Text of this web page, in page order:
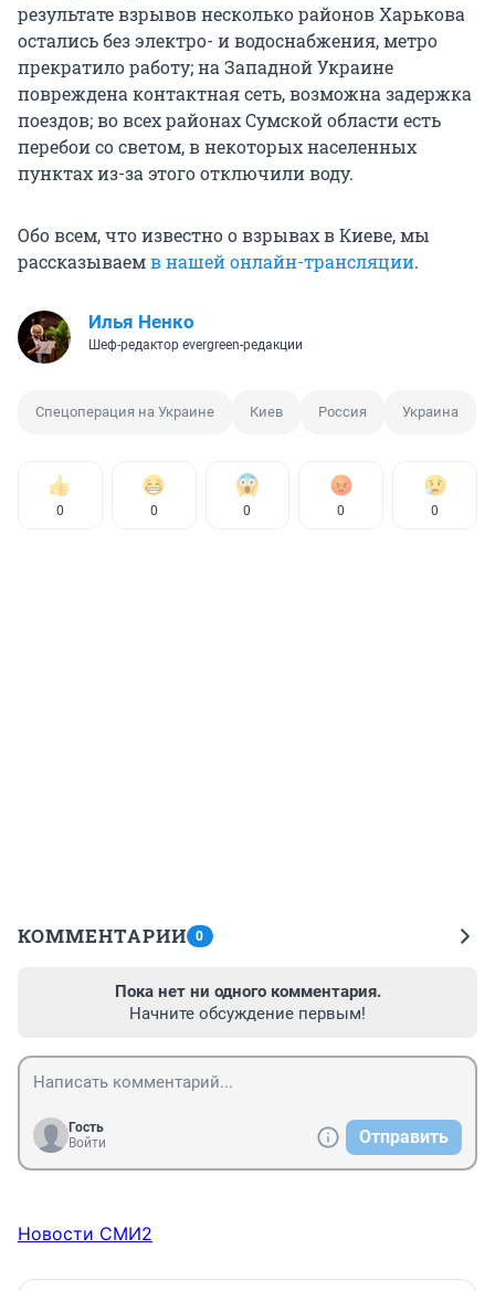
результате взрывов несколько районов Харькова
остались без электро- и водоснабжения, метро
прекратило работу; на Западной Украине
повреждена контактная сеть, возможна задержка
поездов; во всех районах Сумской области есть
перебои со светом, в некоторых населенных
пунктах из-за этого отключили воду.
Обо всем, что известно о взрывах в Киеве, мы
рассказываемв нашей онлайн-трансляции.
Илья Ненко
Шеф-редактор evergreen-редакции
Спецоперация на Украине Киев Россия Украина
0 0 0 0 0
КОММЕНТАРИИ 0
Пока нет ни одного комментария.
Начните обсуждение первым!
Гость
Войти
Отправить
Новости СМИ2